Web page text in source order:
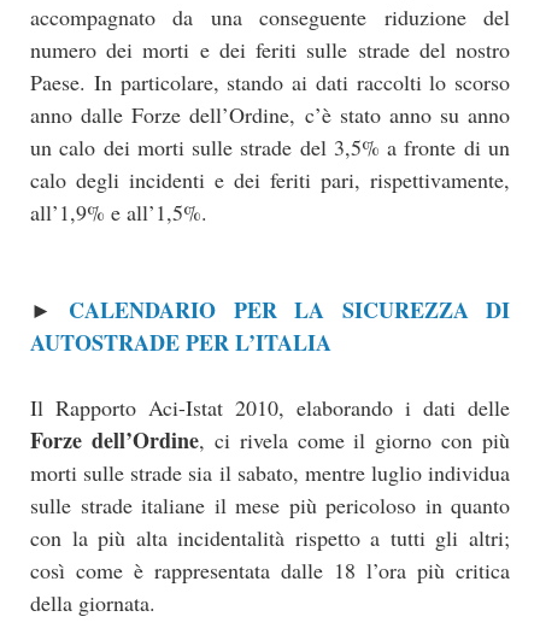
accompagnato da una conseguente riduzione del
numero dei morti e dei feriti sulle strade del nostro
Paese. In particolare, stando ai dati raccolti lo scorso
anno dalle Forze dell’Ordine, c’è stato anno su anno
un calo dei morti sulle strade del 3,5% a fronte di un
calo degli incidenti e dei feriti pari, rispettivamente,
all’1,9% e all’1,5%.
► CALENDARIO PER LA SICUREZZA DI
AUTOSTRADE PER L’ITALIA
Il Rapporto Aci-Istat 2010, elaborando i dati delle
Forze dell’Ordine, ci rivela come il giorno con più
morti sulle strade sia il sabato, mentre luglio individua
sulle strade italiane il mese più pericoloso in quanto
con la più alta incidentalità rispetto a tutti gli altri;
così come è rappresentata dalle 18 l’ora più critica
della giornata.